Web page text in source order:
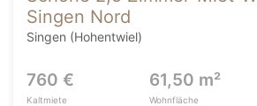
Singen Nord
Singen (Hohentwiel)
760 €
Kaltmiete
61,50 m²
Wohnfläche